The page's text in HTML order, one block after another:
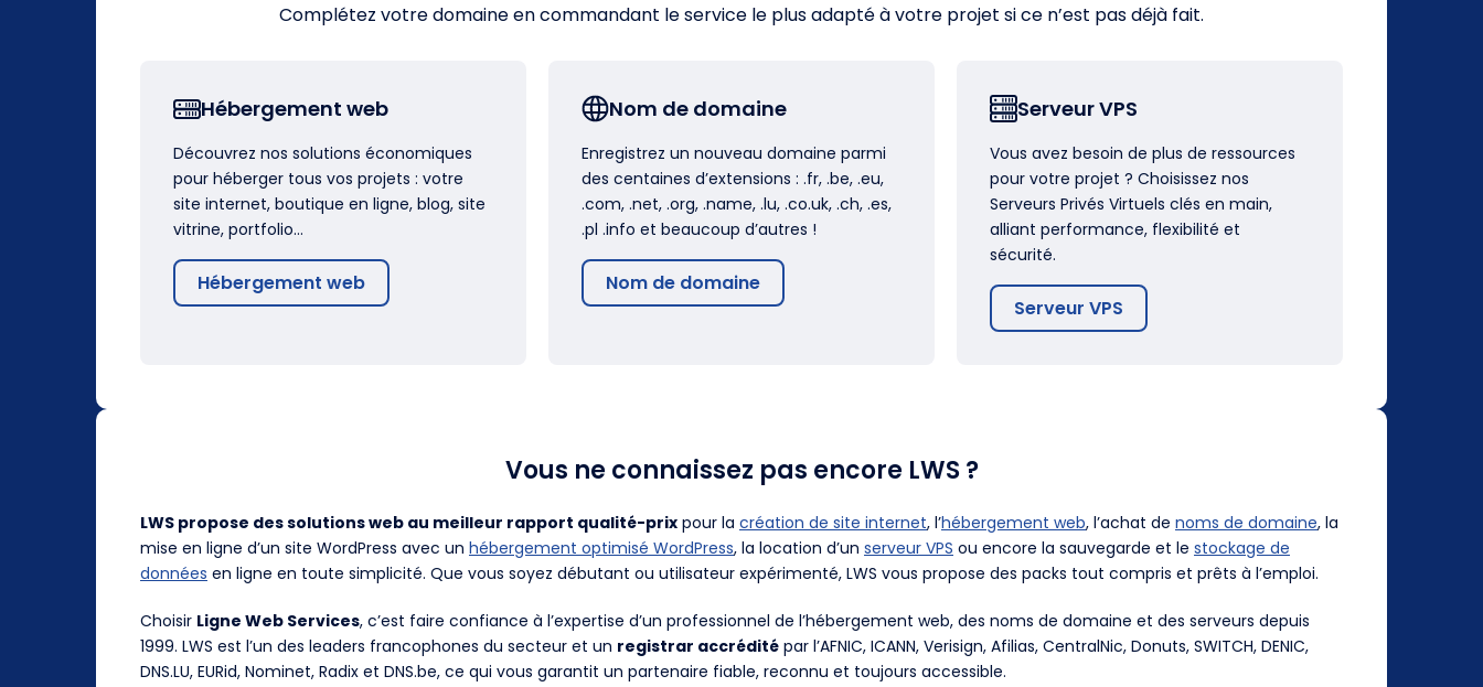
Complétez votre domaine en commandant le service le plus adapté à votre projet si ce n’est pas déjà fait.
Hébergement web
Découvrez nos solutions économiques
pour héberger tous vos projets : votre
site internet, boutique en ligne, blog, site
vitrine, portfolio…
Hébergement web
Nom de domaine
Enregistrez un nouveau domaine parmi
des centaines d’extensions : .fr, .be, .eu,
.com, .net, .org, .name, .lu, .co.uk, .ch, .es,
.pl .info et beaucoup d’autres !
Nom de domaine
Serveur VPS
Vous avez besoin de plus de ressources
pour votre projet ? Choisissez nos
Serveurs Privés Virtuels clés en main,
alliant performance, flexibilité et
sécurité.
Serveur VPS
Vous ne connaissez pas encore LWS ?
LWS propose des solutions web au meilleur rapport qualité-prix pour la création de site internet, l’hébergement web, l’achat de noms de domaine, la
mise en ligne d’un site WordPress avec un hébergement optimisé WordPress, la location d’un serveur VPS ou encore la sauvegarde et le stockage de
données en ligne en toute simplicité. Que vous soyez débutant ou utilisateur expérimenté, LWS vous propose des packs tout compris et prêts à l’emploi.
Choisir Ligne Web Services, c’est faire confiance à l’expertise d’un professionnel de l’hébergement web, des noms de domaine et des serveurs depuis
1999. LWS est l’un des leaders francophones du secteur et un registrar accrédité par l’AFNIC, ICANN, Verisign, Afilias, CentralNic, Donuts, SWITCH, DENIC,
DNS.LU, EURid, Nominet, Radix et DNS.be, ce qui vous garantit un partenaire fiable, reconnu et toujours accessible.